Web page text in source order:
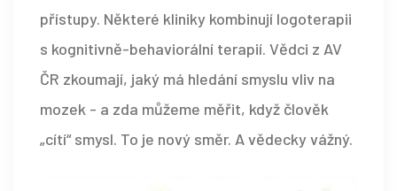
přístupy. Některé kliniky kombinují logoterapii
s kognitivně-behaviorální terapií. Vědci z AV
ČR zkoumají, jaký má hledání smyslu vliv na
mozek - a zda můžeme měřit, když člověk
„cítí“ smysl. To je nový směr. A vědecky vážný.